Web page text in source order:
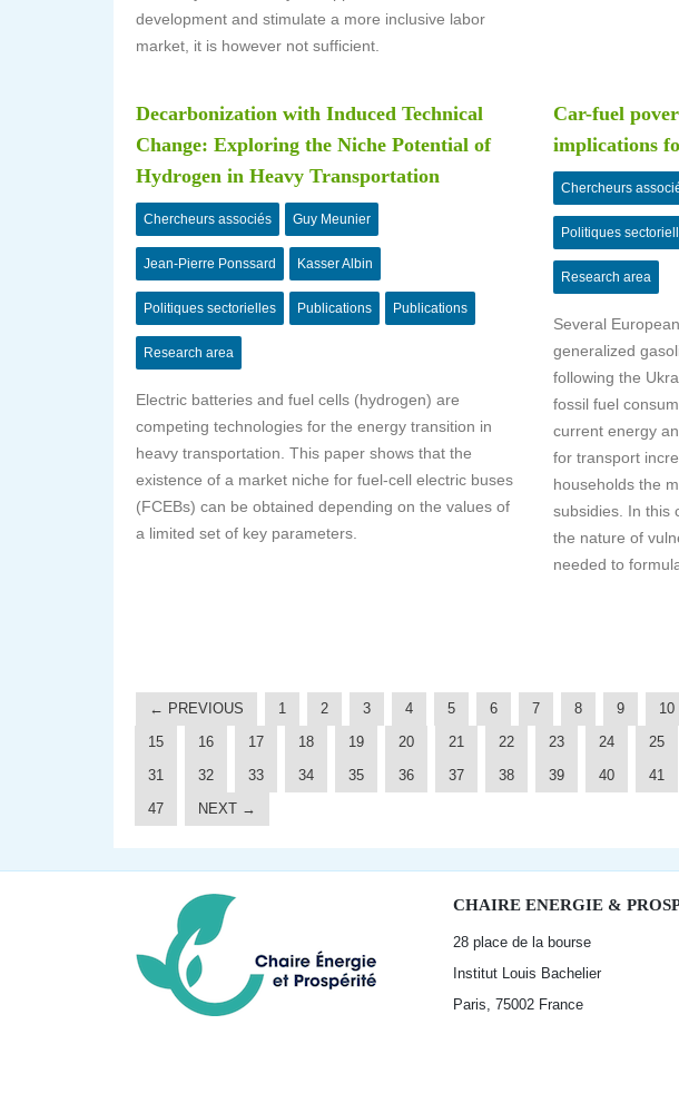
development and stimulate a more inclusive labor
market, it is however not sufficient.
Decarbonization with Induced Technical
Change: Exploring the Niche Potential of
Hydrogen in Heavy Transportation
Chercheurs associés Guy Meunier
Jean-Pierre Ponssard Kasser Albin
Politiques sectorielles Publications Publications
Research area
Electric batteries and fuel cells (hydrogen) are
competing technologies for the energy transition in
heavy transportation. This paper shows that the
existence of a market niche for fuel-cell electric buses
(FCEBs) can be obtained depending on the values of
a limited set of key parameters.
Car-fuel
implications
Chercheurs
Politiques
Research area
Several
generalized
following the
fossil fuel
current energy
for transport
households the
subsidies. In this
the nature of
needed to
← PREVIOUS 1 2 3 4 5 6 7 8 9 10
15
16 17 18 19 20 21 22 23 24 25
31
32 33 34 35 36 37 38 39 40 41
47
NEXT →
CHAIRE ENERGIE &
28 place de la bourse
Institut Louis Bachelier
Paris, 75002 France